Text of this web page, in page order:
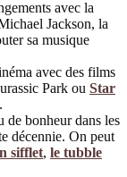
avec la
Jackson, la
sa musique
avec des films
Park ou Star
de bonheur dans les
décennie. On peut
sifflet, le tubble